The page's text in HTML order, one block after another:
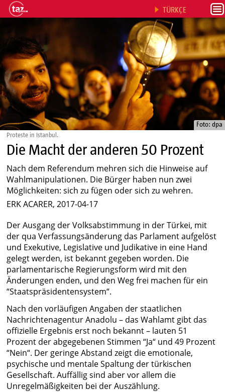
TÜRKÇE
Foto: dpa
Proteste in Istanbul.
Die Macht der anderen 50 Prozent
Nach dem Referendum mehren sich die Hinweise auf
Wahlmanipulationen. Die Bürger haben nun zwei
Möglichkeiten: sich zu fügen oder sich zu wehren.
ERK ACARER, 2017-04-17
Der Ausgang der Volksabstimmung in der Türkei, mit
der qua Verfassungsänderung das Parlament aufgelöst
und Exekutive, Legislative und Judikative in eine Hand
gelegt werden, ist bekannt gegeben worden. Die
parlamentarische Regierungsform wird mit den
Änderungen enden, und den Weg frei machen für ein
“Staatspräsidentensystem“.
Nach den vorläufigen Angaben der staatlichen
Nachrichtenagentur Anadolu – das Wahlamt gibt das
offizielle Ergebnis erst noch bekannt – lauten 51
Prozent der abgegebenen Stimmen “Ja“ und 49 Prozent
“Nein“. Der geringe Abstand zeigt die emotionale,
psychische und mentale Spaltung der türkischen
Gesellschaft. Auffällig sind aber vor allem die
Unregelmäßigkeiten bei der Auszählung.